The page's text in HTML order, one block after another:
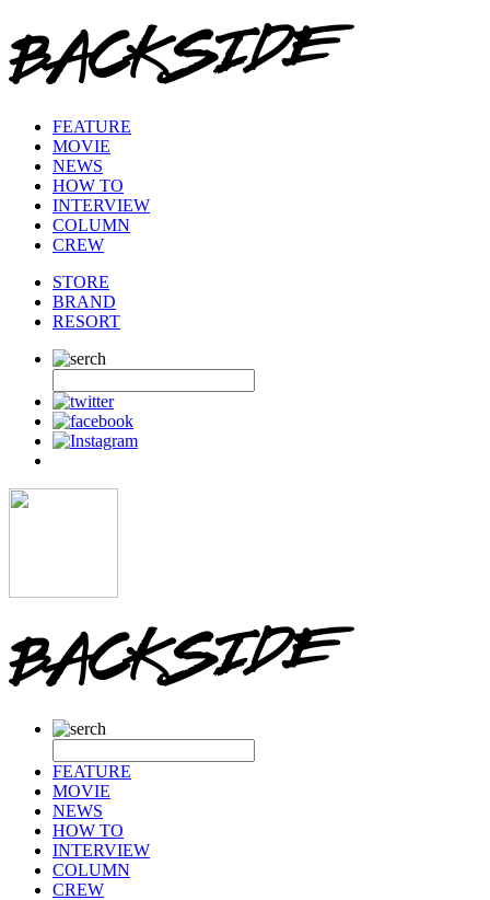
FEATURE
MOVIE
NEWS
HOW TO
INTERVIEW
COLUMN
CREW
STORE
BRAND
RESORT
FEATURE
MOVIE
NEWS
HOW TO
INTERVIEW
COLUMN
CREW